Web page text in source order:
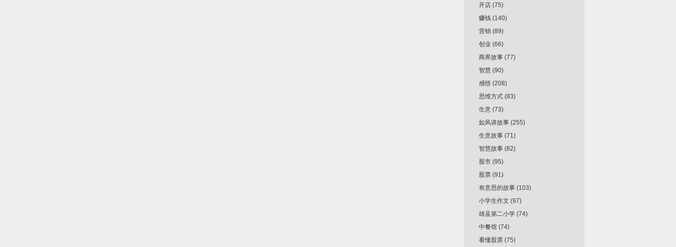
开店 (75)
赚钱 (140)
营销 (89)
创业 (66)
商界故事 (77)
智慧 (90)
感悟 (208)
思维方式 (83)
生意 (73)
如风讲故事 (255)
生意故事 (71)
智慧故事 (82)
股市 (95)
股票 (91)
有意思的故事 (103)
小学生作文 (97)
雄县第二小学 (74)
中餐馆 (74)
看懂股票 (75)